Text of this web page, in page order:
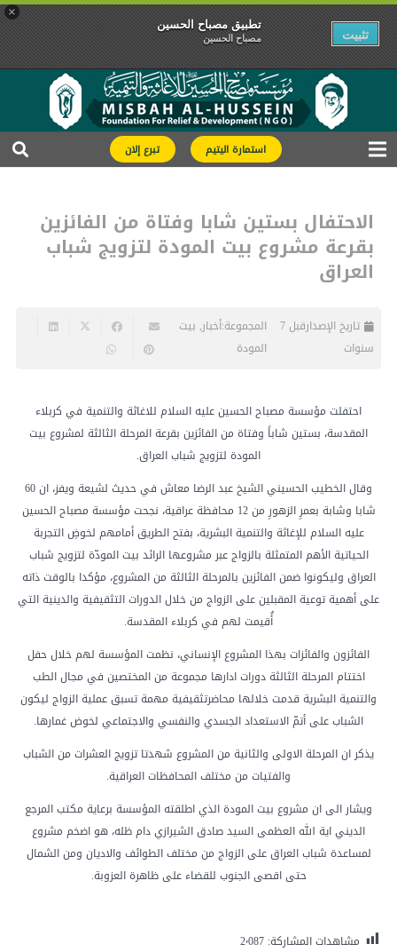
×
تطبیق مصباح الحسین
مصباح الحسین تثبیت
استمارة اليتيم تبرع إلان
الاحتفال بستين شابا وفتاة من الفائزين
بقرعة مشروع بيت المودة لتزويج شباب
العراق
تاريخ الإصدار
قبل 7
سنوات
المجموعة:أخبار, بيت
المودة
احتفلت مؤسسة مصباح الحسين عليه السلام للاغاثة والتنمية في كربلاء
المقدسة، بستين شاباً وفتاة من الفائزين بقرعة المرحلة الثالثة لمشروع بيت
المودة لتزويج شباب العراق.
وقال الخطيب الحسيني الشيخ عبد الرضا معاش في حديث لشيعة ويفز، ان 60
شابا وشابة بعمرِ الزهورِ من 12 محافظة عراقية، نجحت مؤسسة مصباح الحسين
عليه السلام للإغاثة والتنمية البشرية، بفتح الطريق أمامهم لخوضِ التجربة
الحياتية الأهم المتمثلة بالزواج عبر مشروعها الرائد بيت المودّة لتزويج شباب
العراق وليكونوا ضمن الفائزين بالمرحلة الثالثة من المشروع، مؤكدا بالوقت ذاته
على أهمية توعية المقبلين على الزواج من خلال الدورات التثقيفية والدينية التي
أُقيمت لهم في كربلاء المقدسة.
الفائزون والفائزات بهذا المشروع الإنساني، نظمت المؤسسة لهم خلال حفل
اختتام المرحلة الثالثة دورات ادارها مجموعة من المختصين في مجال الطب
والتنمية البشرية قدمت خلالها محاضرتثقيفية مهمة تسبق عملية الزواج ليكون
الشباب على أتمّ الاستعداد الجسدي والنفسي والاجتماعي لخوض غمارها.
يذكر ان المرحلة الاولى والثانية من المشروع شهدتا تزويج العشرات من الشباب
والفتيات من مختلف المحافظات العراقية.
ويشار الى ان مشروع بيت المودة الذي اطلقته المؤسسة برعاية مكتب المرجع
الديني اية الله العظمى السيد صادق الشيرازي دام ظله، هو اضخم مشروع
لمساعدة شباب العراق على الزواج من مختلف الطوائف والاديان ومن الشمال
حتى اقصى الجنوب للقضاء على ظاهرة العزوبة.
مشاهدات المشاركة: 2٬087